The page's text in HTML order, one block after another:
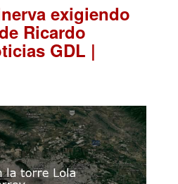
exigiendo
Ricardo
GDL |